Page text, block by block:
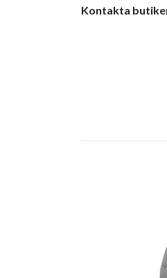
Kontakta